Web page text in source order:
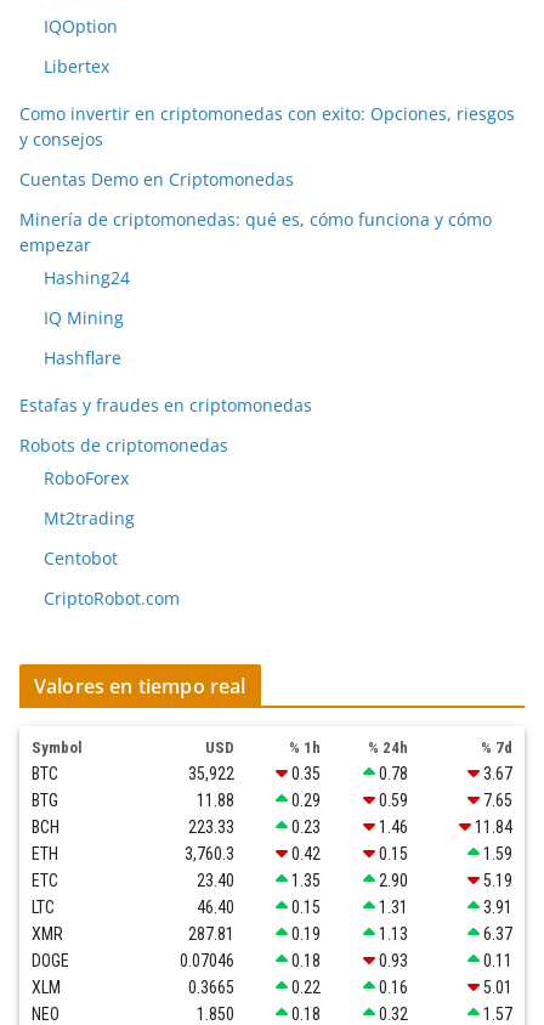
IQOption
Libertex
Como invertir en criptomonedas con exito: Opciones, riesgos
y consejos
Cuentas Demo en Criptomonedas
Minería de criptomonedas: qué es, cómo funciona y cómo
empezar
Hashing24
IQ Mining
Hashflare
Estafas y fraudes en criptomonedas
Robots de criptomonedas
RoboForex
Mt2trading
Centobot
CriptoRobot.com
Valores en tiempo real
Symbol USD % 1h % 24h % 7d
BTC 35,922 0.35 0.78
3.67
BTG
11.88 0.29 0.59
7.65
BCH
223.33 0.23 1.46
11.84
ETH
3,760.3 0.42 0.15
1.59
ETC
23.40 1.35 2.90
5.19
LTC
46.40 0.15 1.31
3.91
XMR
287.81 0.19 1.13
6.37
DOGE
0.07046 0.18 0.93
0.11
XLM
0.3665 0.22 0.16
5.01
NEO
1.850 0.18 0.32
1.57